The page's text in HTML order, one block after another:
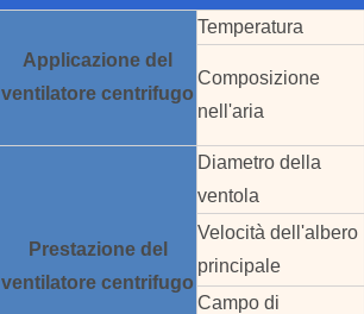
Applicazione del
ventilatore centrifugo
Temperatura
Composizione
nell'aria
Prestazionedel
ventilatore centrifugo
Diametro della
ventola
Velocità dell'albero
principale
Campo di